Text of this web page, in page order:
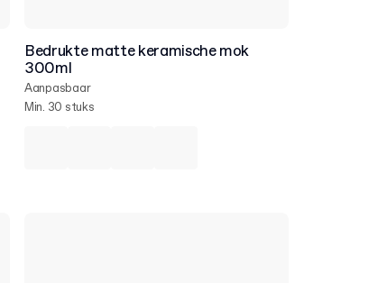
Bedrukte matte keramische mok
300ml
Aanpasbaar
Min. 30 stuks